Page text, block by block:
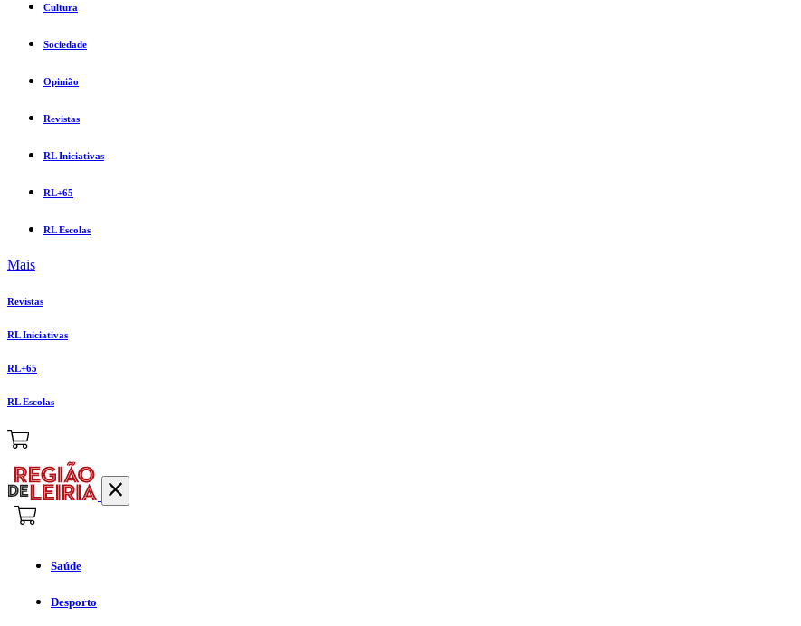
Cultura
Sociedade
Opinião
Revistas
RL Iniciativas
RL+65
RL Escolas
Mais
Revistas
RL Iniciativas
RL+65
RL Escolas
Saúde
Desporto